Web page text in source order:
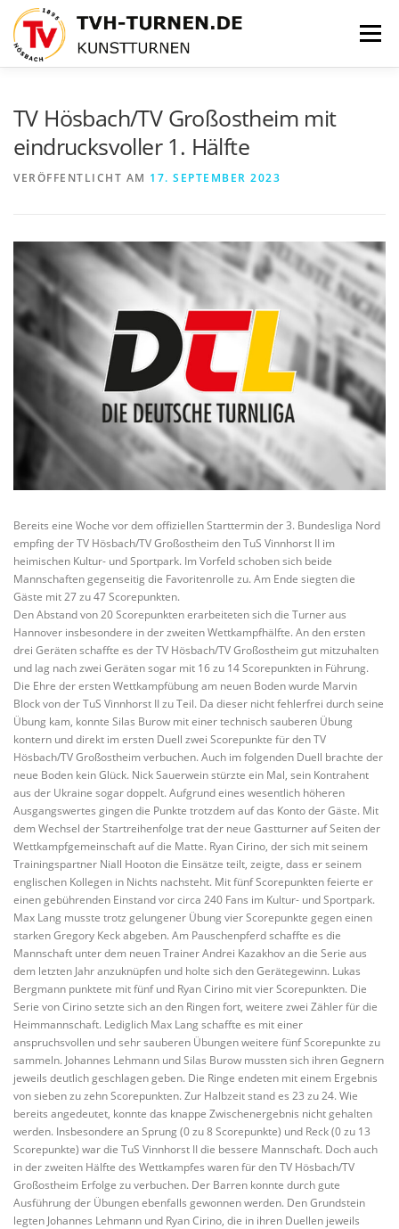
Inhalt
springen
Menü
TV Hösbach/TV Großostheim mit
eindrucksvoller 1. Hälfte
VERÖFFENTLICHT AM 17. SEPTEMBER 2023
Bereits eine Woche vor dem offiziellen Starttermin der 3. Bundesliga Nord
empfing der TV Hösbach/TV Großostheim den TuS Vinnhorst II im
heimischen Kultur- und Sportpark. Im Vorfeld schoben sich beide
Mannschaften gegenseitig die Favoritenrolle zu. Am Ende siegten die
Gäste mit 27 zu 47 Scorepunkten.
Den Abstand von 20 Scorepunkten erarbeiteten sich die Turner aus
Hannover insbesondere in der zweiten Wettkampfhälfte. An den ersten
drei Geräten schaffte es der TV Hösbach/TV Großostheim gut mitzuhalten
und lag nach zwei Geräten sogar mit 16 zu 14 Scorepunkten in Führung.
Die Ehre der ersten Wettkampfübung am neuen Boden wurde Marvin
Block von der TuS Vinnhorst II zu Teil. Da dieser nicht fehlerfrei durch seine
Übung kam, konnte Silas Burow mit einer technisch sauberen Übung
kontern und direkt im ersten Duell zwei Scorepunkte für den TV
Hösbach/TV Großostheim verbuchen. Auch im folgenden Duell brachte der
neue Boden kein Glück. Nick Sauerwein stürzte ein Mal, sein Kontrahent
aus der Ukraine sogar doppelt. Aufgrund eines wesentlich höheren
Ausgangswertes gingen die Punkte trotzdem auf das Konto der Gäste. Mit
dem Wechsel der Startreihenfolge trat der neue Gastturner auf Seiten der
Wettkampfgemeinschaft auf die Matte. Ryan Cirino, der sich mit seinem
Trainingspartner Niall Hooton die Einsätze teilt, zeigte, dass er seinem
englischen Kollegen in Nichts nachsteht. Mit fünf Scorepunkten feierte er
einen gebührenden Einstand vor circa 240 Fans im Kultur- und Sportpark.
Max Lang musste trotz gelungener Übung vier Scorepunkte gegen einen
starken Gregory Keck abgeben. Am Pauschenpferd schaffte es die
Mannschaft unter dem neuen Trainer Andrei Kazakhov an die Serie aus
dem letzten Jahr anzuknüpfen und holte sich den Gerätegewinn. Lukas
Bergmann punktete mit fünf und Ryan Cirino mit vier Scorepunkten. Die
Serie von Cirino setzte sich an den Ringen fort, weitere zwei Zähler für die
Heimmannschaft. Lediglich Max Lang schaffte es mit einer
anspruchsvollen und sehr sauberen Übungen weitere fünf Scorepunkte zu
sammeln. Johannes Lehmann und Silas Burow mussten sich ihren Gegnern
jeweils deutlich geschlagen geben. Die Ringe endeten mit einem Ergebnis
von sieben zu zehn Scorepunkten. Zur Halbzeit stand es 23 zu 24. Wie
bereits angedeutet, konnte das knappe Zwischenergebnis nicht gehalten
werden. Insbesondere an Sprung (0 zu 8 Scorepunkte) und Reck (0 zu 13
Scorepunkte) war die TuS Vinnhorst II die bessere Mannschaft. Doch auch
in der zweiten Hälfte des Wettkampfes waren für den TV Hösbach/TV
Großostheim Erfolge zu verbuchen. Der Barren konnte durch gute
Ausführung der Übungen ebenfalls gewonnen werden. Den Grundstein
legten Johannes Lehmann und Ryan Cirino, die in ihren Duellen jeweils